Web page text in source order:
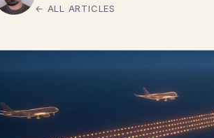
← ALL ARTICLES